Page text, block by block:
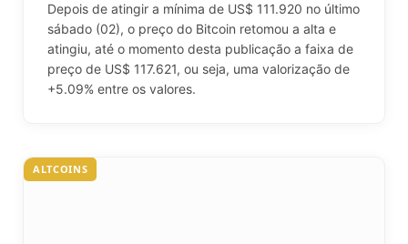
Depois de atingir a mínima de US$ 111.920 no último
sábado (02), o preço do Bitcoin retomou a alta e
atingiu, até o momento desta publicação a faixa de
preço de US$ 117.621, ou seja, uma valorização de
+5.09% entre os valores.
ALTCOINS